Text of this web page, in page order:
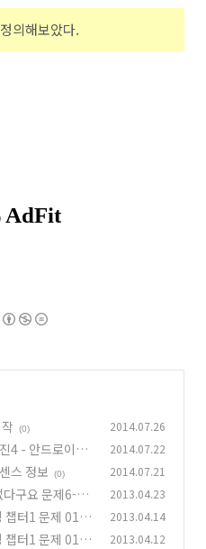
의해보았다.
(0) 2014.07.26
4 - 안드로이드
(0)
2014.07.22
스 정보 (0) 2014.07.21
다구요 문제6-3
2013.04.23
챕터1 문제 01-3
2013.04.14
챕터1 문제 01-1 2013.04.12